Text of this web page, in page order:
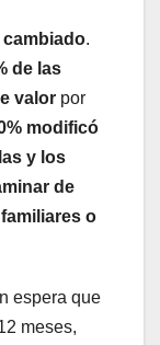
cambiado.
de las
valor por
modificó
y los
de
o
espera que
meses,